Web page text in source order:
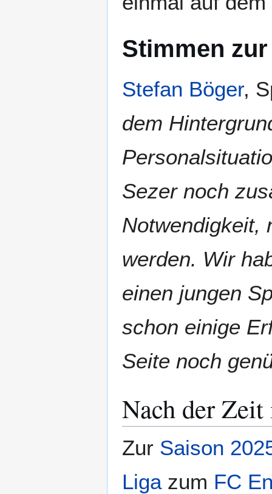
Stimmen
Stefan Böger,
dem
Sezer noch
Notwendigkeit,
werden. Wir
einen jungen
schon einige
Seite noch
Nach der Zeit
Zur Saison
Ligazum FC